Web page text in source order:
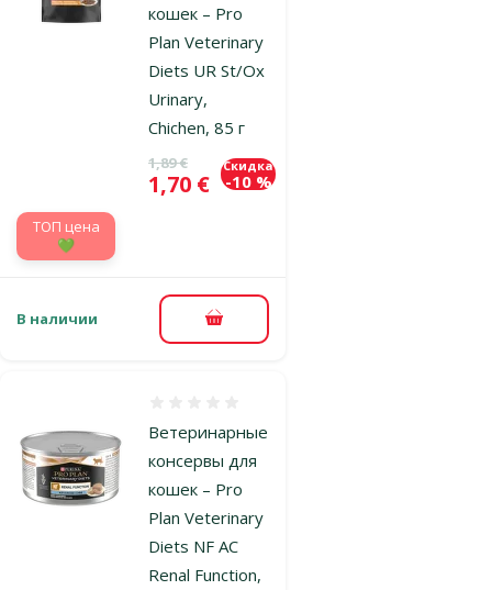
кошек – Pro
Plan Veterinary
Diets UR St/Ox
Urinary,
Chichen, 85 г
Исходная цена
1,89 €
Цена
1,70 €
Скидка
-10 %
TOП цена
💚
В наличии В корзину
Ветеринарные
консервы для
кошек – Pro
Plan Veterinary
Diets NF AC
Renal Function,